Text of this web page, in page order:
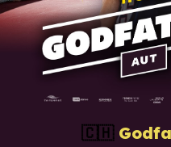
🇨🇭